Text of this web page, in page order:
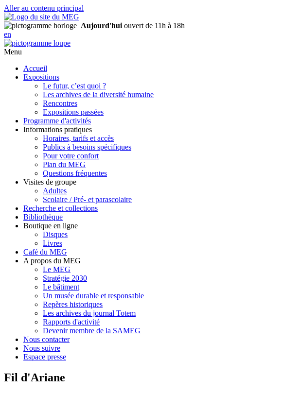
Aller au contenu principal
Aujourd'hui ouvert de 11h à 18h
en
Menu
Accueil
Expositions
Le futur, c’est quoi ?
Les archives de la diversité humaine
Rencontres
Expositions passées
Programme d'activités
Informations pratiques
Horaires, tarifs et accès
Publics à besoins spécifiques
Pour votre confort
Plan du MEG
Questions fréquentes
Visites de groupe
Adultes
Scolaire / Pré- et parascolaire
Recherche et collections
Bibliothèque
Boutique en ligne
Disques
Livres
Café du MEG
A propos du MEG
Le MEG
Stratégie 2030
Le bâtiment
Un musée durable et responsable
Repères historiques
Les archives du journal Totem
Rapports d'activité
Devenir membre de la SAMEG
Nous contacter
Nous suivre
Espace presse
Fil d'Ariane